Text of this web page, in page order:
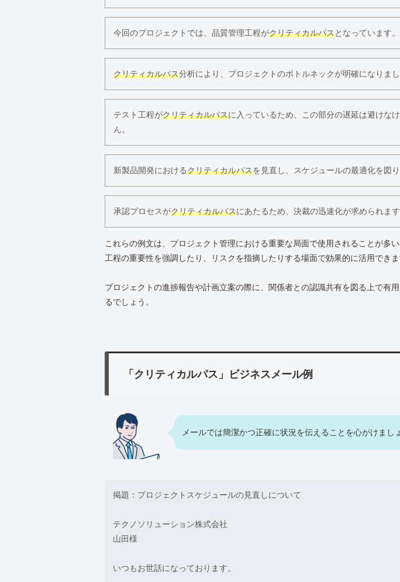
今回のプロジェクトでは、品質管理工程がクリティカルパスとなっています。
クリティカルパス分析により、プロジェクトのボトルネックが明確になりまし
テスト工程がクリティカルパスに入っているため、この部分の遅延は避けな
ん。
新製品開発におけるクリティカルパスを見直し、スケジュールの最適化を図り
承認プロセスがクリティカルパスにあたるため、決裁の迅速化が求められます
これらの例文は、プロジェクト管理における重要な局面で使用されることが多い
工程の重要性を強調したり、リスクを指摘したりする場面で効果的に活用できま
プロジェクトの進捗報告や計画立案の際に、関係者との認識共有を図る上で有
るでしょう。
「クリティカルパス」ビジネスメール例
メールでは簡潔かつ正確に状況を伝えることを心がけまし
掲題：プロジェクトスケジュールの見直しについて
テクノソリューション株式会社
山田様
いつもお世話になっております。